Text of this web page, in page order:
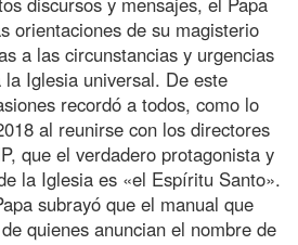
orientaciones de su magisterio
a las circunstancias y urgencias
Iglesia universal. De este
recordó a todos, como lo
al reunirse con los directores
que el verdadero protagonista y
la Iglesia es «el Espíritu Santo».
subrayó que el manual que
quienes anuncian el nombre de